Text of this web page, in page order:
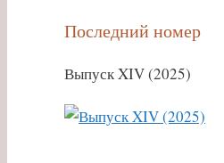
Последний номер
Выпуск XIV (2025)